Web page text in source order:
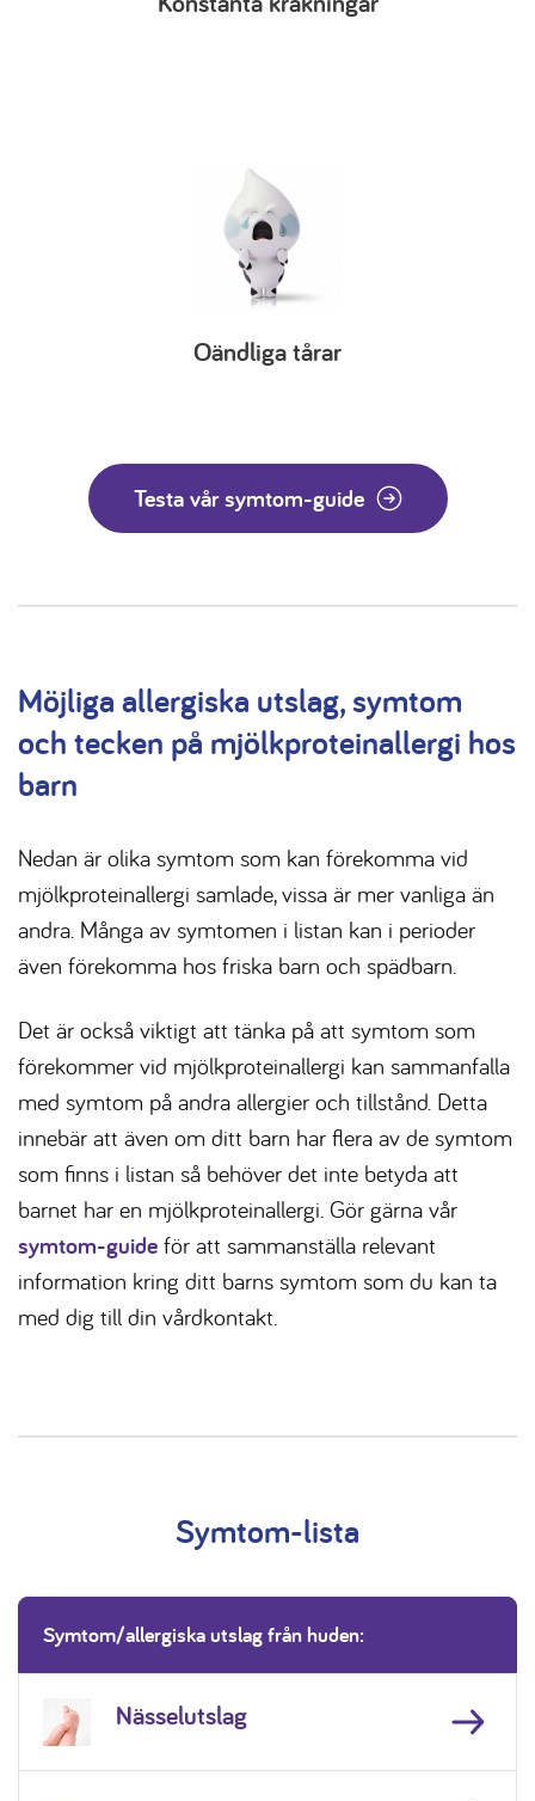
Oändliga tårar
Testa vår symtom-guide
Möjligaallergiska utslag,symtom
och tecken på mjölkproteinallergi hos
barn
Nedan är olika symtom som kan förekomma vid
mjölkproteinallergi samlade, vissa är mer vanliga än
andra. Många av symtomen i listan kan i perioder
även förekomma hos friska barn och spädbarn.
Det är också viktigt att tänka på att symtom som
förekommer vid mjölkproteinallergi kan sammanfalla
med symtom på andra allergier och tillstånd. Detta
innebär att även om ditt barn har flera av de symtom
som finns i listan så behöver det inte betyda att
barnet har en mjölkproteinallergi. Gör gärna vår
symtom-guide för att sammanställa relevant
information kring ditt barns symtom som du kan ta
med dig till din vårdkontakt.
Symtom-lista
Symtom/allergiska utslag från huden:
Nässelutslag